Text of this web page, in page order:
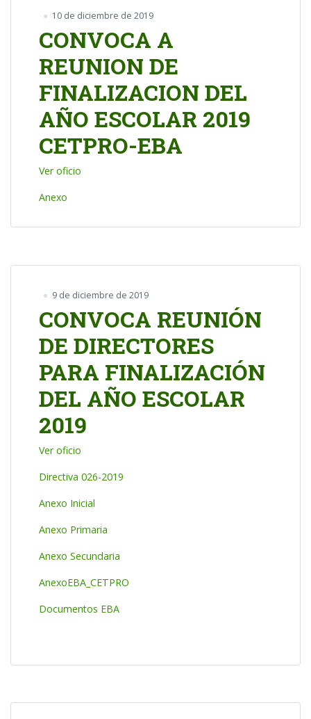
10 de diciembre de 2019
CONVOCA A
REUNION DE
FINALIZACION DEL
AÑO ESCOLAR 2019
CETPRO-EBA
Ver oficio
Anexo
9 de diciembre de 2019
CONVOCA REUNIÓN
DE DIRECTORES
PARA FINALIZACIÓN
DEL AÑO ESCOLAR
2019
Ver oficio
Directiva 026-2019
Anexo Inicial
Anexo Primaria
Anexo Secundaria
AnexoEBA_CETPRO
Documentos EBA